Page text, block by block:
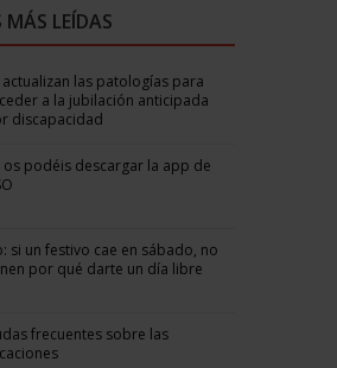
LEÍDAS
actualizan las patologías para
a la jubilación anticipada
discapacidad
os podéis descargar la app de
si un festivo cae en sábado, no
por qué darte un día libre
frecuentes sobre las